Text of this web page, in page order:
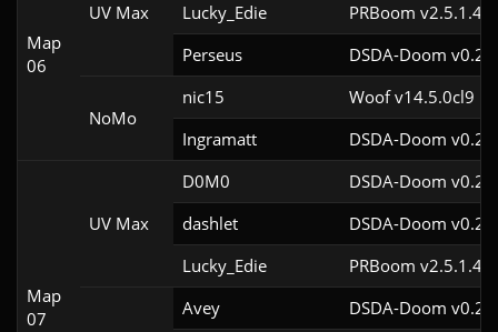
Map
06
UV Max
Lucky_Edie
PRBoom
Perseus
DSDA-Doom
NoMo
nic15
Woof v14.5.0cl9
Ingramatt
DSDA-Doom
Map
07
UV Max
D0M0
DSDA-Doom
dashlet
DSDA-Doom
Lucky_Edie
PRBoom
Avey
DSDA-Doom